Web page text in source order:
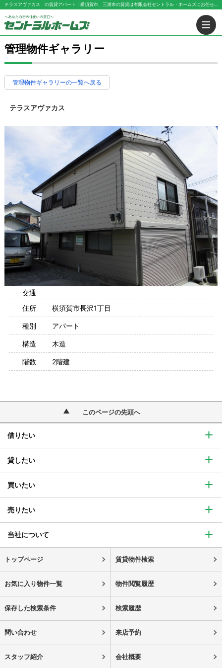
テラスアヴァカス の賃貸アパート | 横須賀市、三浦市の賃貸は有限会社セントラル・ホームズにお任せ下さい！
管理物件ギャラリー
管理物件ギャラリーの一覧へ戻る
テラスアヴァカス
交通
住所
横須賀市長沢1丁目
種別 アパート
構造 木造
階数 2階建
このページの先頭へ
借りたい
貸したい
買いたい
売りたい
当社について
トップページ 賃貸物件検索
お気に入り物件一覧 物件閲覧履歴
保存した検索条件 検索履歴
問い合わせ 来店予約
スタッフ紹介 会社概要